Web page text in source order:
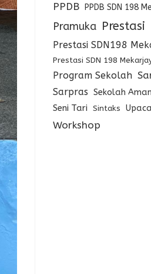
PPDB PPDB SDN 198
Pramuka Prestasi
Prestasi SDN198
Prestasi SDN 198
Program Sekolah
Sarpras Sekolah Aman
Seni Tari
Sintaks
Workshop